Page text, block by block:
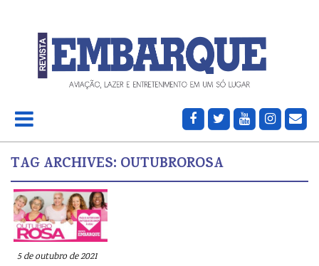
TAG ARCHIVES: OUTUBROROSA
5 de outubro de 2021